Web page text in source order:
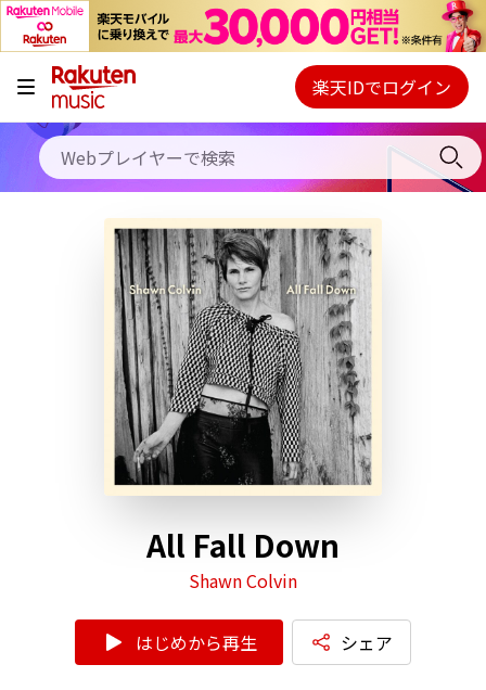
キャンペーン
料金プラン
使い方
初回30日間無料お試し
Webプレイヤー
ご契約内容の確認・変更
楽天IDでログイン
All Fall Down
Shawn Colvin
はじめから再生 シェア